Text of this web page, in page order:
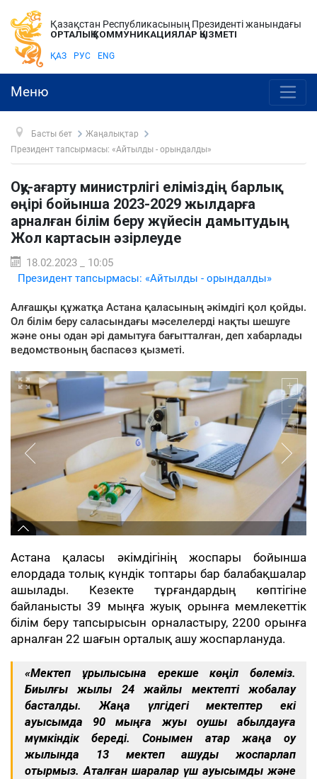
Қазақстан Республикасының Президенті жанындағы
ОРТАЛЫҚ КОММУНИКАЦИЯЛАР ҚЫЗМЕТІ
ҚАЗ РУС ENG
Меню
Басты бет
Жаңалықтар
Президент тапсырмасы: «Айтылды - орындалды»
Оқу-ағарту министрлігі еліміздің барлық
өңірі бойынша 2023-2029 жылдарға
арналған білім беру жүйесін дамытудың
Жол картасын әзірлеуде
18.02.2023 _ 10:05
Президент тапсырмасы: «Айтылды - орындалды»
Алғашқы құжатқа Астана қаласының әкімдігі қол қойды.
Ол білім беру саласындағы мәселелерді нақты шешуге
және оны одан әрі дамытуға бағытталған, деп хабарлады
ведомствоның баспасөз қызметі.
Астана қаласы әкімдігінің жоспары бойынша
елордада толық күндік топтары бар балабақшалар
ашылады. Кезекте тұрғандардың көптігіне
байланысты 39 мыңға жуық орынға мемлекеттік
білім беру тапсырысын орналастыру, 2200 орынға
арналған 22 шағын орталық ашу жоспарлануда.
«Мектеп құрылысына ерекше көңіл бөлеміз.
Биылғы жылы 24 жайлы мектепті жобалау
басталды. Жаңа үлгідегі мектептер екі
ауысымда 90 мыңға жуық оқушы қабылдауға
мүмкіндік береді. Сонымен қатар жаңа оқу
жылында 13 мектеп ашуды жоспарлап
отырмыз. Аталған шаралар үш ауысымды және